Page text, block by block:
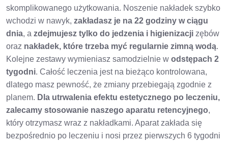
skomplikowanego użytkowania. Noszenie nakładek szybko
wchodzi w nawyk, zakładasz je na 22 godziny w ciągu
dnia, a zdejmujesz tylko do jedzenia i higienizacji zębów
oraz nakładek, które trzeba myć regularnie zimną wodą.
Kolejne zestawy wymieniasz samodzielnie w odstępach 2
tygodni. Całość leczenia jest na bieżąco kontrolowana,
dlatego masz pewność, że zmiany przebiegają zgodnie z
planem. Dla utrwalenia efektu estetycznego po leczeniu,
zalecamy stosowanie naszego aparatu retencyjnego,
który otrzymasz wraz z nakładkami. Aparat zakłada się
bezpośrednio po leczeniu i nosi przez pierwszych 6 tygodni